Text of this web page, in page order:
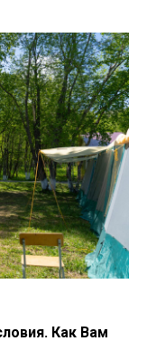
Как Вам